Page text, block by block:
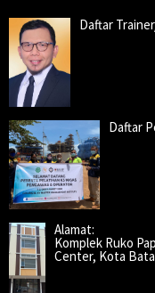
Daftar
Daftar
Alamat:
Komplek Ruko
Center, Kota